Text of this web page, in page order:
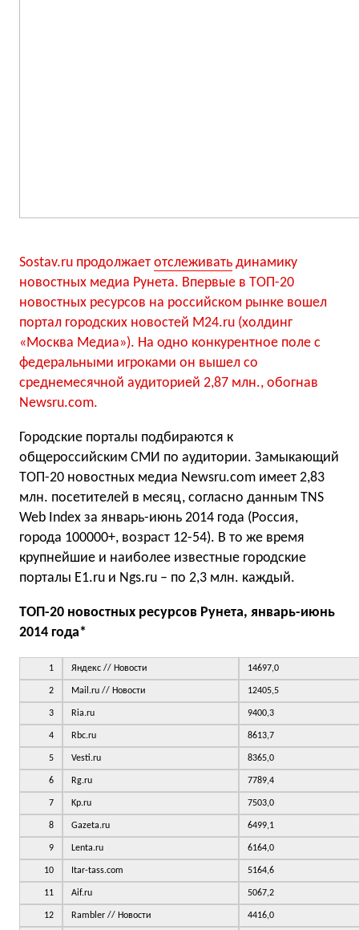
Sostav.ru продолжает отслеживать динамику
новостных медиа Рунета. Впервые в ТОП-20
новостных ресурсов на российском рынке вошел
портал городских новостей M24.ru (холдинг
«Москва Медиа»). На одно конкурентное поле с
федеральными игроками он вышел со
среднемесячной аудиторией 2,87 млн., обогнав
Newsru.com.
Городские порталы подбираются к
общероссийским СМИ по аудитории. Замыкающий
ТОП-20 новостных медиа Newsru.com имеет 2,83
млн. посетителей в месяц, согласно данным TNS
Web Index за январь-июнь 2014 года (Россия,
города 100000+, возраст 12-54). В то же время
крупнейшие и наиболее известные городские
порталы E1.ru и Ngs.ru – по 2,3 млн. каждый.
ТОП-20 новостных ресурсов Рунета, январь-июнь
2014 года*
1 Яндекс // Новости 14697,0
2 Mail.ru // Новости 12405,5
3 Ria.ru 9400,3
4 Rbc.ru 8613,7
5 Vesti.ru 8365,0
6 Rg.ru 7789,4
7 Kp.ru 7503,0
8 Gazeta.ru 6499,1
9 Lenta.ru 6164,0
10 Itar-tass.com 5164,6
11 Aif.ru 5067,2
12 Rambler // Новости 4416,0